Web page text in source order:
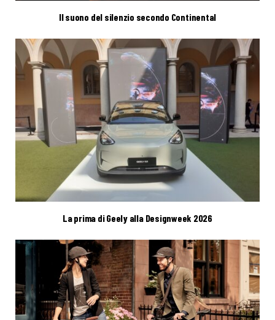
Il suono del silenzio secondo Continental
La prima di Geely alla Designweek 2026